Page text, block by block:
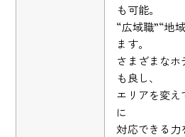
も可能。
“広域職”“地
ます。
さまざまなホ
も良し、
エリアを変
に
対応できる力